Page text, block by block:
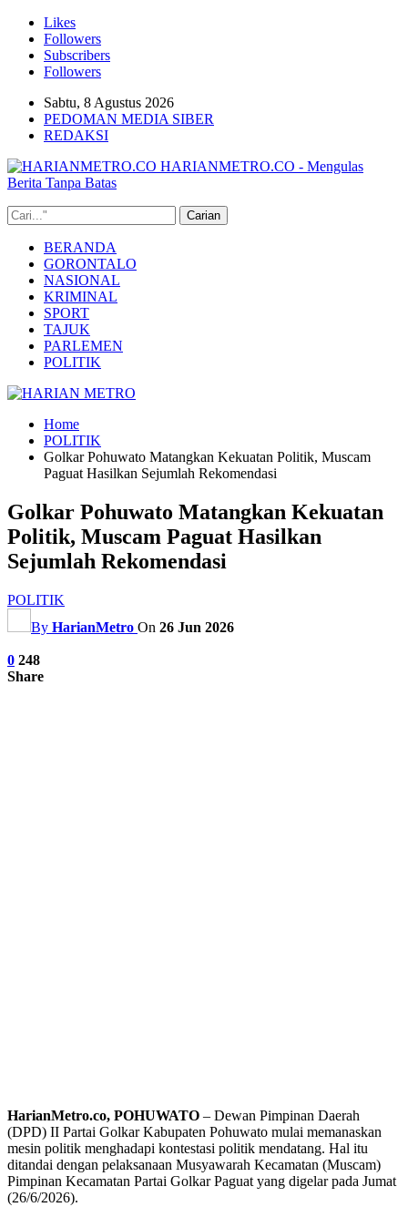
Likes
Followers
Subscribers
Followers
Sabtu, 8 Agustus 2026
PEDOMAN MEDIA SIBER
REDAKSI
HARIANMETRO.CO - Mengulas
Berita Tanpa Batas
BERANDA
GORONTALO
NASIONAL
KRIMINAL
SPORT
TAJUK
PARLEMEN
POLITIK
Home
POLITIK
Golkar Pohuwato Matangkan Kekuatan Politik, Muscam
Paguat Hasilkan Sejumlah Rekomendasi
Golkar Pohuwato Matangkan Kekuatan
Politik, Muscam Paguat Hasilkan
Sejumlah Rekomendasi
POLITIK
By HarianMetro On 26 Jun 2026
0 248
Share
HarianMetro.co, POHUWATO – Dewan Pimpinan Daerah
(DPD) II Partai Golkar Kabupaten Pohuwato mulai memanaskan
mesin politik menghadapi kontestasi politik mendatang. Hal itu
ditandai dengan pelaksanaan Musyawarah Kecamatan (Muscam)
Pimpinan Kecamatan Partai Golkar Paguat yang digelar pada Jumat
(26/6/2026).